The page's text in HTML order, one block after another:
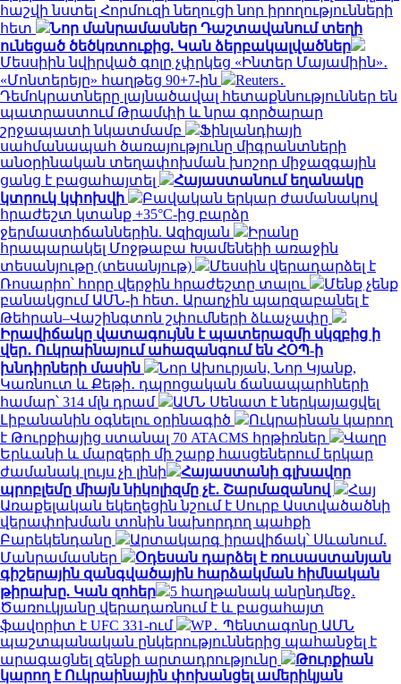
հաշվի նստել Հորմուզի նեղուցի նոր իրողությունների
հետ
Նոր մանրամասներ Դաշտավանում տեղի
ունեցած ծեծկռտուքից. Կան ձերբակալվածներ
Մեսսիին նվիրված գոլը չփրկեց «Ինտեր Մայամիին»․
«Մոնտերեյը» հաղթեց 90+7-ին
Reuters․
Դեմոկրատները լայնածավալ հետաքննություններ են
պատրաստում Թրամփի և նրա գործարար
շրջապատի նկատմամբ
Ֆինլանդիայի
սահմանապահ ծառայությունը միգրանտների
անօրինական տեղափոխման խոշոր միջազգային
ցանց է բացահայտել
Հայաստանում եղանակը
կտրուկ կփոխվի
Բավական երկար ժամանակով
հրաժեշտ կտանք +35°C-ից բարձր
ջերմաստիճաններին. Ազիզյան
Իրանը
հրապարակել Մոջթաբա Խամենեիի առաջին
տեսանյութը (տեսանյութ)
Մեսսին վերադարձել է
Ռոսարիո՝ հորը վերջին հրաժեշտը տալու
Մենք չենք
բանակցում ԱՄՆ-ի հետ․ Արաղչին պարզաբանել է
Թեհրան–Վաշինգտոն շփումների ձևաչափը
Իրավիճակը վատագույնն է պատերազմի սկզբից ի
վեր․ Ուկրաինայում ահազանգում են ՀՕՊ-ի
խնդիրների մասին
Նոր Ախուրյան, Նոր Կյանք,
Կառնուտ և Քեթի․ դպրոցական ճանապարհների
համար՝ 314 մլն դրամ
ԱՄՆ Սենատ է ներկայացվել
Լիբանանին օգնելու օրինագիծ
Ուկրաինան կարող
է Թուրքիայից ստանալ 70 ATACMS հրթիռներ
Վաղը
Երևանի և մարզերի մի շարք հասցեներում երկար
ժամանակ լույս չի լինի
Հայաստանի գլխավոր
պրոբլեմը միայն նիկոլիզմը չէ․ Շարմազանով
Հայ
Առաքելական եկեղեցին նշում է Սուրբ Աստվածածնի
վերափոխման տոնին նախորդող պահքի
Բարեկենդանը
Արտակարգ իրավիճակ՝ Սևանում.
Մանրամասներ
Օդեսան դարձել է ռուսաստանյան
գիշերային զանգվածային հարձակման հիմնական
թիրախը. Կան զոհեր
5 հաղթանակ անընդմեջ․
Ծառուկյանը վերադառնում է և բացահայտ
ֆավորիտ է UFC 331-ում
WP․ Պենտագոնը ԱՄՆ
պաշտպանական ընկերություններից պահանջել է
արագացնել զենքի արտադրությունը
Թուրքիան
կարող է Ուկրաինային փոխանցել ամերիկյան